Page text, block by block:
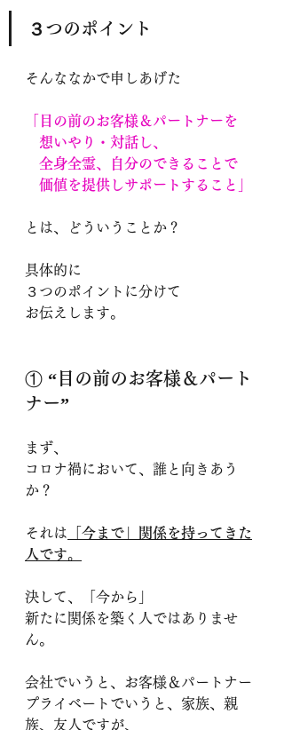
３つのポイント
そんななかで申しあげた
「目の前のお客様＆パートナーを
想いやり・対話し、
全身全霊、自分のできることで
価値を提供しサポートすること」
とは、どういうことか？
具体的に
３つのポイントに分けて
お伝えします。
① “目の前のお客様＆パート
ナー”
まず、
コロナ禍において、誰と向きあう
か？
それは
「今まで」関係を持ってきた
人です。
決して、「今から」
新たに関係を築く人ではありませ
ん。
会社でいうと、お客様＆パートナー
プライベートでいうと、家族、親
族、友人ですが、